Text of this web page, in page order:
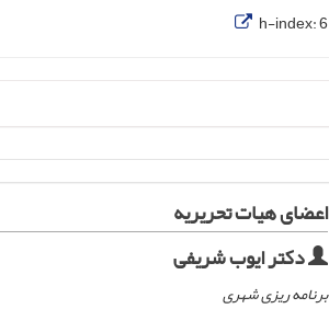
h-index:6
اعضای هیات تحریریه
دکتر ایوب شریفی
برنامه ریزی شهری